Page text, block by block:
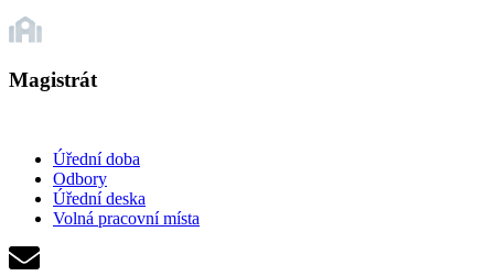
Magistrát
Úřední doba
Odbory
Úřední deska
Volná pracovní místa